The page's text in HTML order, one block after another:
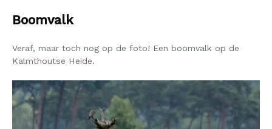
Boomvalk
Veraf, maar toch nog op de foto! Een boomvalk op de
Kalmthoutse Heide.